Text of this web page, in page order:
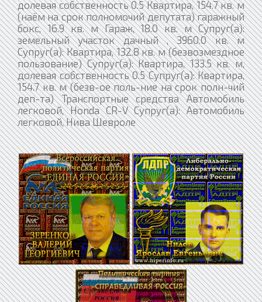
долевая собственность 0.5 Квартира, 154.7 кв. м
(наём на срок полномочий депутата) гаражный
бокс, 16.9 кв. м Гараж, 18.0 кв. м Супруг(а):
земельный участок дачный , 3960.0 кв. м
Супруг(а): Квартира, 132.8 кв. м (безвозмездное
пользование) Супруг(а): Квартира, 133.5 кв. м,
долевая собственность 0.5 Супруг(а): Квартира,
154.7 кв. м (безв-ое поль-ние на срок полн-чий
деп-та) Транспортные средства Автомобиль
легковой, Honda CR-V Супруг(а): Автомобиль
легковой, Нива Шевроле